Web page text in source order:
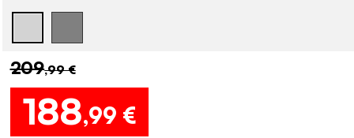
209,99 €
188,99 €